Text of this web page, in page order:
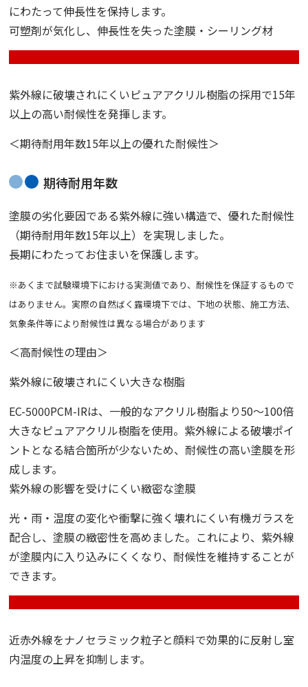
にわたって伸長性を保持します。
可塑剤が気化し、伸長性を失った塗膜・シーリング材
紫外線に破壊されにくいピュアアクリル樹脂の採用で15年
以上の高い耐候性を発揮します。
＜期待耐用年数15年以上の優れた耐候性＞
期待耐用年数
塗膜の劣化要因である紫外線に強い構造で、優れた耐候性
（期待耐用年数15年以上）を実現しました。
長期にわたってお住まいを保護します。
※あくまで試験環境下における実測値であり、耐候性を保証するもので
はありません。実際の自然ばく露環境下では、下地の状態、施工方法、
気象条件等により耐候性は異なる場合があります
＜高耐候性の理由＞
紫外線に破壊されにくい大きな樹脂
EC-5000PCM-IRは、一般的なアクリル樹脂より50〜100倍
大きなピュアアクリル樹脂を使用。紫外線による破壊ポイ
ントとなる結合箇所が少ないため、耐候性の高い塗膜を形
成します。
紫外線の影響を受けにくい緻密な塗膜
光・雨・温度の変化や衝撃に強く壊れにくい有機ガラスを
配合し、塗膜の緻密性を高めました。これにより、紫外線
が塗膜内に入り込みにくくなり、耐候性を維持することが
できます。
近赤外線をナノセラミック粒子と顔料で効果的に反射し室
内温度の上昇を抑制します。